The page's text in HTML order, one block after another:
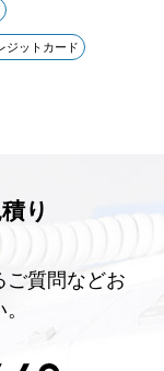
ジットカード
り
ご質問などお